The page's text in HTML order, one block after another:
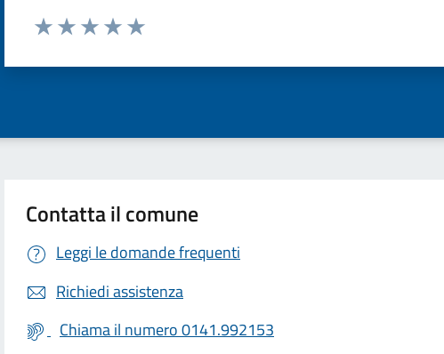
Valuta da 1 a 5 stelle la pagina
Contatta il comune
Leggi le domande frequenti
Richiedi assistenza
Chiama il numero 0141.992153